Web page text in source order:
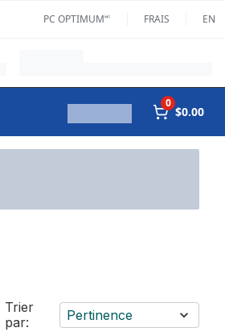
PC OPTIMUM🅪 FRAIS EN
0
$0.00
Trier
par:
Pertinence